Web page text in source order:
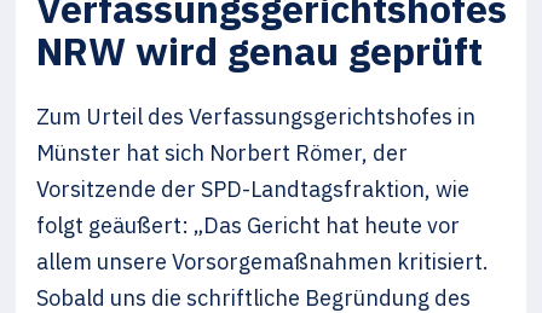
NRW wird genau geprüft
Zum Urteil des Verfassungsgerichtshofes in
Münster hat sich Norbert Römer, der
Vorsitzende der SPD-Landtagsfraktion, wie
folgt geäußert: „Das Gericht hat heute vor
allem unsere Vorsorgemaßnahmen kritisiert.
Sobald uns die schriftliche Begründung des